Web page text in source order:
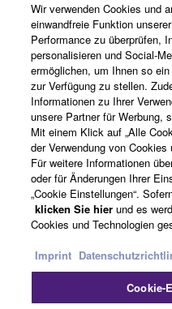
Über Yamaha
Deutschland - German
Business
Kontakt
Wir verwenden Cookies und
einwandfreie Funktion
Performance zu überprüfen,
personalisieren und Social-
ermöglichen, um Ihnen so
zur Verfügung zu stellen.
Informationen zu Ihrer
unsere Partner für Werbung,
Mit einem Klick auf „Alle
der Verwendung von
Für weitere Informationen
oder für Änderungen Ihrer
„Cookie Einstellungen“.
klicken Sie hier und es
Cookies und Technologien
Imprint
Cookie-